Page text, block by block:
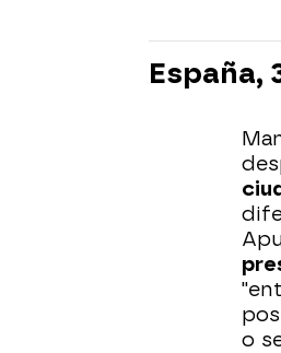
España,
o